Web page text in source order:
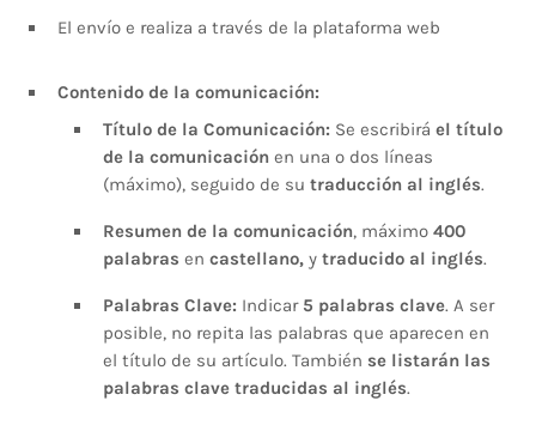
El envío e realiza a través de la plataforma web
Contenido de la comunicación:
Título de la Comunicación: Se escribirá el título
de la comunicación en una o dos líneas
(máximo), seguido de su traducción al inglés.
Resumen de la comunicación, máximo 400
palabras en castellano, y traducido al inglés.
Palabras Clave: Indicar5 palabras clave. A ser
posible, no repita las palabras que aparecen en
el título de su artículo. También se listarán las
palabras clave traducidas al inglés.